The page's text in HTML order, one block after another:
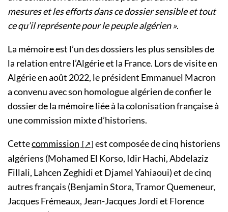
mesures et les efforts dans ce dossier sensible et tout
ce qu’il représente pour le peuple algérien ».
La mémoire est l’un des dossiers les plus sensibles de
la relation entre l’Algérie et la France. Lors de visite en
Algérie en août 2022, le président Emmanuel Macron
a convenu avec son homologue algérien de confier le
dossier de la mémoire liée à la colonisation française à
une commission mixte d’historiens.
Cettecommission
est composée de cinq historiens
algériens (Mohamed El Korso, Idir Hachi, Abdelaziz
Fillali, Lahcen Zeghidi et Djamel Yahiaoui) et de cinq
autres français (Benjamin Stora, Tramor Quemeneur,
Jacques Frémeaux, Jean-Jacques Jordi et Florence